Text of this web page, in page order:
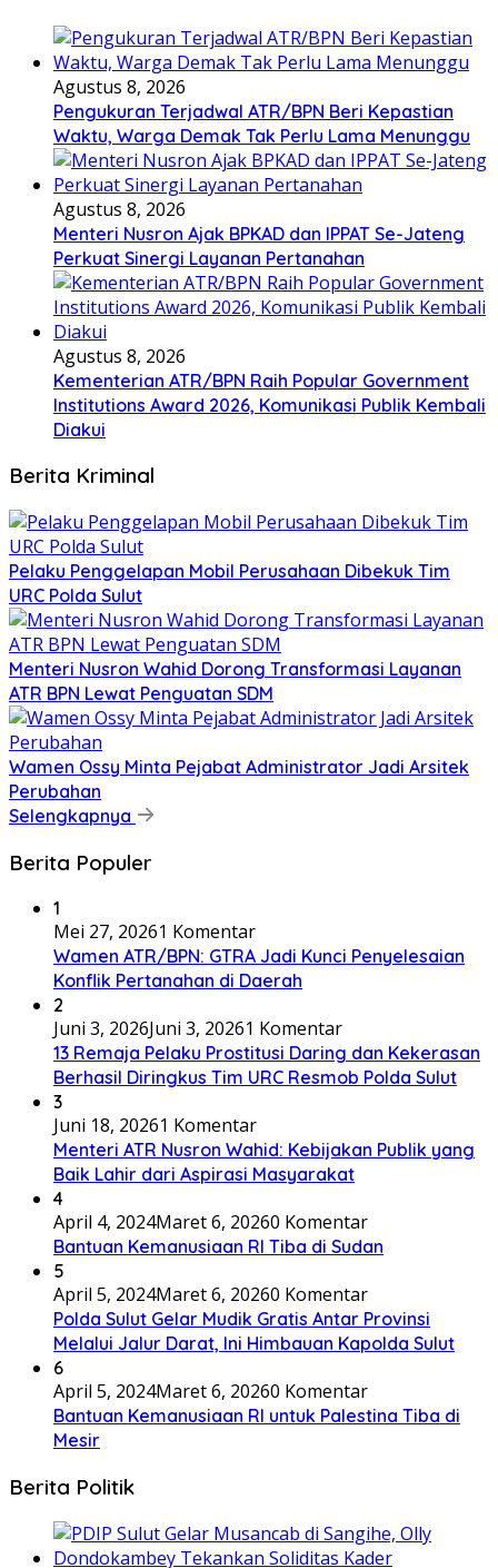
Agustus 8, 2026
Pengukuran Terjadwal ATR/BPN Beri Kepastian
Waktu, Warga Demak Tak Perlu Lama Menunggu
Agustus 8, 2026
Menteri Nusron Ajak BPKAD dan IPPAT Se-Jateng
Perkuat Sinergi Layanan Pertanahan
Agustus 8, 2026
Kementerian ATR/BPN Raih Popular Government
Institutions Award 2026, Komunikasi Publik Kembali
Diakui
Berita Kriminal
​Pelaku Penggelapan Mobil Perusahaan Dibekuk Tim
URC Polda Sulut
​Menteri Nusron Wahid Dorong Transformasi Layanan
ATR BPN Lewat Penguatan SDM
Wamen Ossy Minta Pejabat Administrator Jadi Arsitek
Perubahan
Selengkapnya
Berita Populer
1
Mei 27, 20261 Komentar
Wamen ATR/BPN: GTRA Jadi Kunci Penyelesaian
Konflik Pertanahan di Daerah
2
Juni 3, 2026Juni 3, 20261 Komentar
13 Remaja Pelaku Prostitusi Daring dan Kekerasan
Berhasil Diringkus Tim URC Resmob Polda Sulut
3
Juni 18, 20261 Komentar
Menteri ATR Nusron Wahid: Kebijakan Publik yang
Baik Lahir dari Aspirasi Masyarakat
4
April 4, 2024Maret 6, 20260 Komentar
Bantuan Kemanusiaan RI Tiba di Sudan
5
April 5, 2024Maret 6, 20260 Komentar
Polda Sulut Gelar Mudik Gratis Antar Provinsi
Melalui Jalur Darat, Ini Himbauan Kapolda Sulut
6
April 5, 2024Maret 6, 20260 Komentar
Bantuan Kemanusiaan RI untuk Palestina Tiba di
Mesir
Berita Politik